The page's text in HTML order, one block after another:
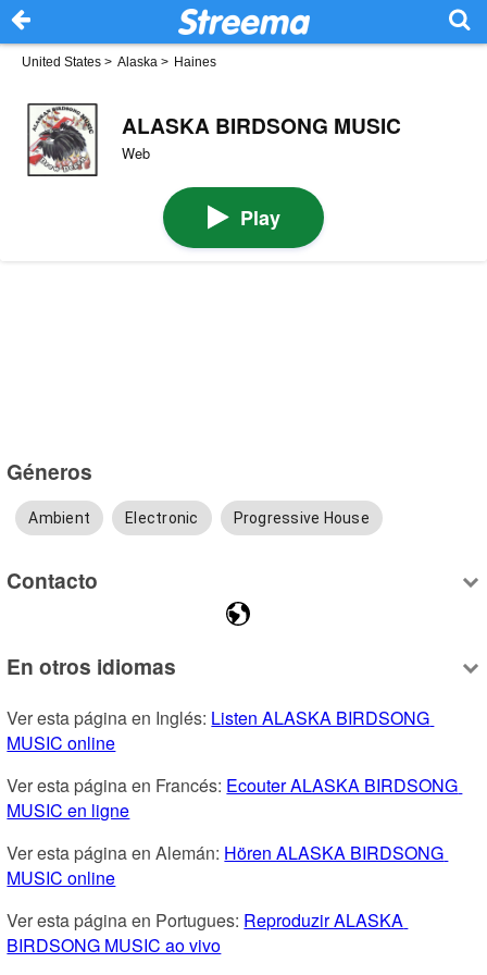
United States > Alaska > Haines
ALASKA BIRDSONG MUSIC
Web
Play
Géneros
Ambient Electronic Progressive House
Contacto
En otros idiomas
Ver esta página en Inglés: Listen ALASKA BIRDSONG
MUSIC online
Ver esta página en Francés: Ecouter ALASKA BIRDSONG
MUSIC en ligne
Ver esta página en Alemán: Hören ALASKA BIRDSONG
MUSIC online
Ver esta página en Portugues: Reproduzir ALASKA
BIRDSONG MUSIC ao vivo